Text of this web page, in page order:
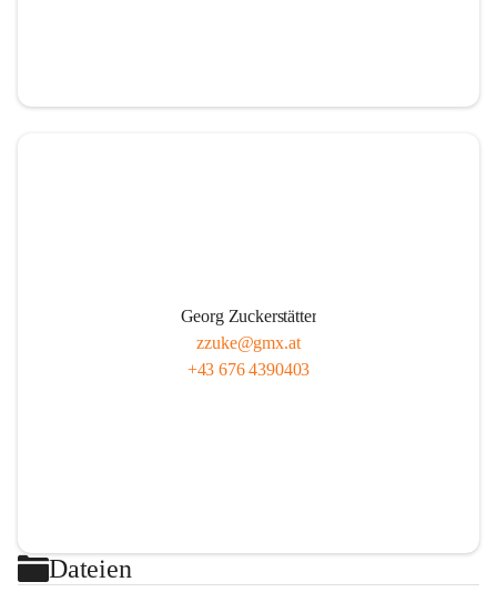
Georg Zuckerstätter
zzuke@gmx.at
+43 676 4390403
Dateien